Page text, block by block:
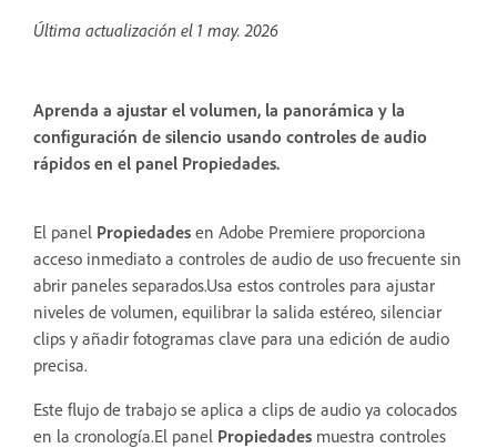
Última actualización el 1 may. 2026
Aprenda a ajustar el volumen, la panorámica y la
configuración de silencio usando controles de audio
rápidos en el panel Propiedades.
El panel Propiedades en Adobe Premiere proporciona
acceso inmediato a controles de audio de uso frecuente sin
abrir paneles separados.Usa estos controles para ajustar
niveles de volumen, equilibrar la salida estéreo, silenciar
clips y añadir fotogramas clave para una edición de audio
precisa.
Este flujo de trabajo se aplica a clips de audio ya colocados
en la cronología.El panel Propiedades muestra controles